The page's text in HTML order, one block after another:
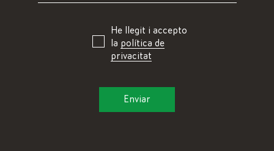
He llegit i accepto
la política de
privacitat